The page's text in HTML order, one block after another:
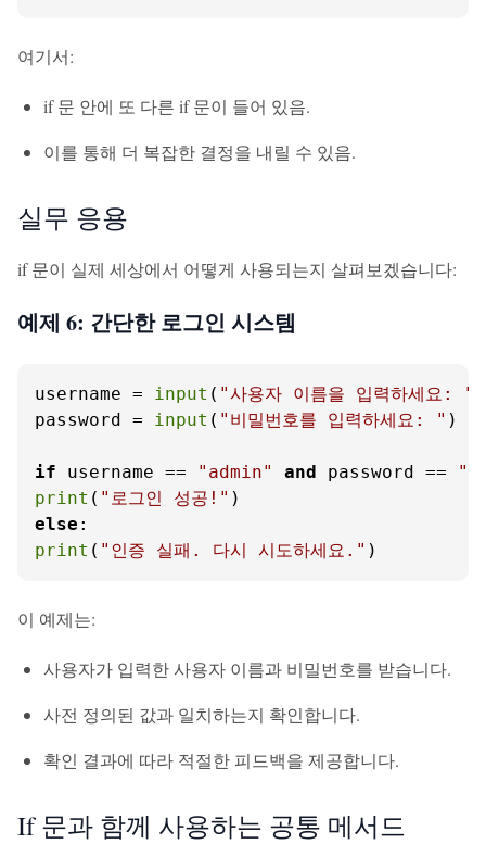
여기서:
if 문 안에 또 다른 if 문이 들어 있음.
이를 통해 더 복잡한 결정을 내릴 수 있음.
실무 응용
if 문이 실제 세상에서 어떻게 사용되는지 살펴보겠습니다:
예제 6: 간단한 로그인 시스템
username = input ( "사용자 이름을 입력하세요: "
password = input ( "비밀번호를 입력하세요: " )
if username == "admin" and password ==
print ( "로그인 성공!"
else
print ( "인증 실패. 다시 시도하세요." )
이 예제는:
사용자가 입력한 사용자 이름과 비밀번호를 받습니다.
사전 정의된 값과 일치하는지 확인합니다.
확인 결과에 따라 적절한 피드백을 제공합니다.
If 문과 함께 사용하는 공통 메서드